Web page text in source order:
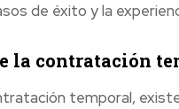
de éxito y la
la contratación
temporal,